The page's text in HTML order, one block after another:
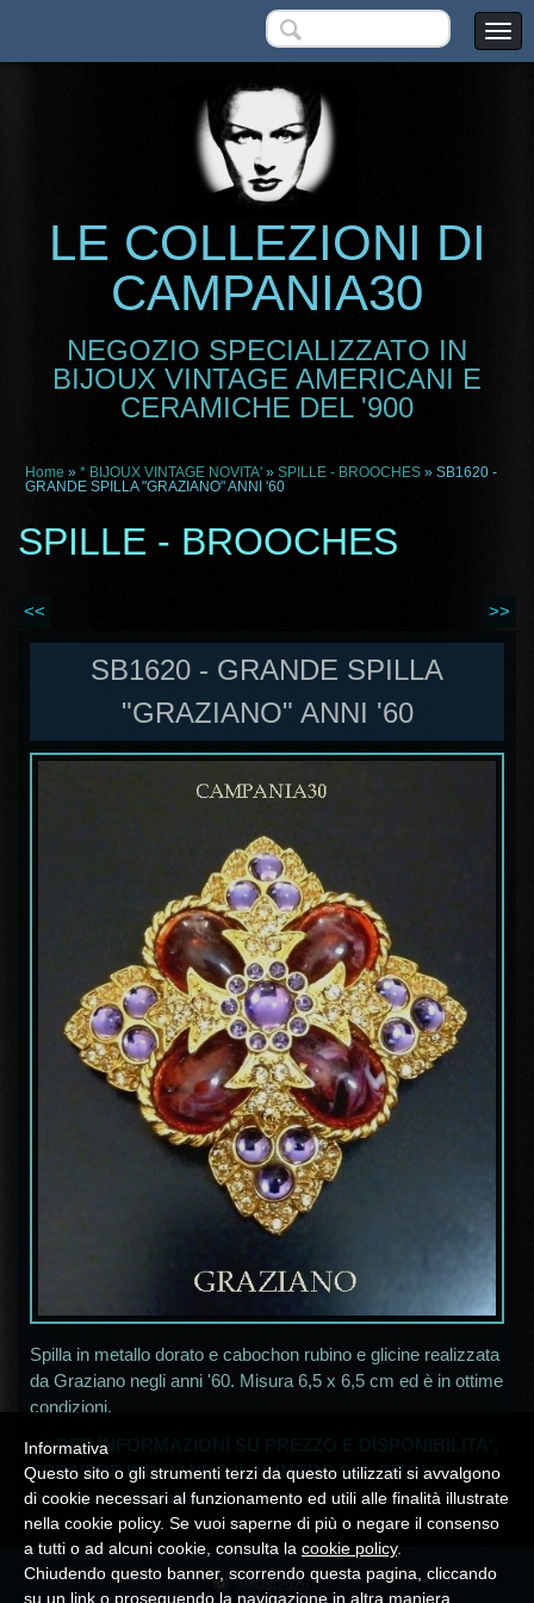
LE COLLEZIONI DI
CAMPANIA30
NEGOZIO SPECIALIZZATO IN
BIJOUX VINTAGE AMERICANI E
CERAMICHE DEL '900
Home » * BIJOUX VINTAGE NOVITA' » SPILLE - BROOCHES » SB1620 -
GRANDE SPILLA "GRAZIANO" ANNI '60
SPILLE - BROOCHES
<< >>
SB1620 - GRANDE SPILLA
"GRAZIANO" ANNI '60
Spilla in metallo dorato e cabochon rubino e glicine realizzata
da Graziano negli anni '60. Misura 6,5 x 6,5 cm ed è in ottime
condizioni.
* PER INFORMAZIONI SU PREZZO E DISPONIBILITA',
SCRIVERE INDICANDO IL NUMERO SUL TITOLO
Acampania30@alice.it*
Informativa
Questo sito o gli strumenti terzi da questo utilizzati si avvalgono
di cookie necessari al funzionamento ed utili alle finalità illustrate
nella cookie policy. Se vuoi saperne di più o negare il consenso
a tutti o ad alcuni cookie, consulta la cookie policy.
Chiudendo questo banner, scorrendo questa pagina, cliccando
su un link o proseguendo la navigazione in altra maniera,